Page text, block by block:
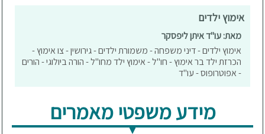
אימוץ ילדים
מאת: עו"ד איתן ליפסקר
אימוץ ילדים - דיני משפחה - משמורת ילדים - גירושין - צו אימוץ -
הכרזת ילד בר אימוץ - חו"ל - אימוץ ילד מחו"ל - הורה ביולוגי - הורים
- אפוטרופוס - עו"ד
מידע משפטי מאמרים